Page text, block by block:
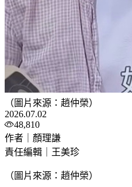
（圖片來源：趙仲榮）
2026.07.02
48,810
作者｜顏理謙
責任編輯｜王美珍
（圖片來源：趙仲榮）